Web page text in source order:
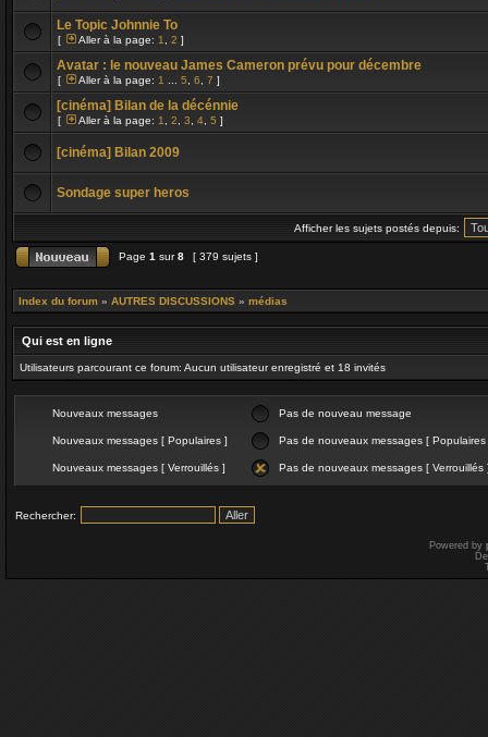
Le Topic Johnnie To
[ Aller à la page: 1 2 ]
Avatar : le nouveau James Cameron prévu pour décembre
[ Aller à la page: 1 5 6 7 ]
[cinéma] Bilan de la décénnie
[ Aller à la page: 1 2 3 4 5 ]
[cinéma] Bilan 2009
Sondage super heros
Afficher les sujets postés depuis:
Page 1 sur8 [ 379 sujets ]
Index du forum » AUTRES DISCUSSIONS » médias
Qui est en ligne
Utilisateurs parcourant ce forum: Aucun utilisateur enregistré et 18 invités
Nouveaux messages Pas de nouveau message
Nouveaux messages [ Populaires ] Pas de nouveaux messages [ Populaires
Nouveaux messages [ Verrouillés ] Pas de nouveaux messages [ Verrouillés
Rechercher:
Powered by